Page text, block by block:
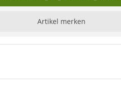
Artikel merken